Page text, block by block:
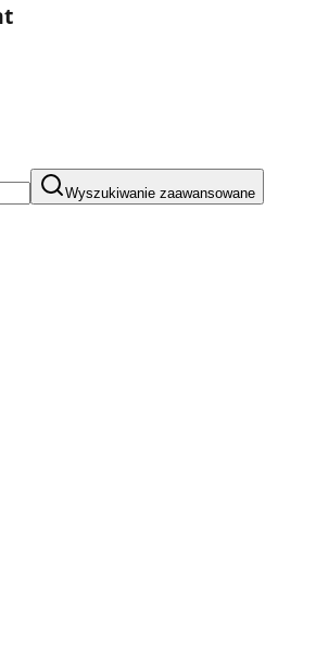
Wyszukiwanie zaawansowane